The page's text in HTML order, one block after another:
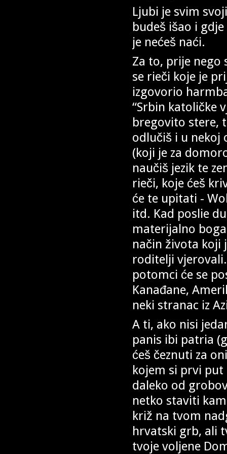
Ljubi je svim
budeš išao i
je nećeš naći.
Za to, prije nego
se rieči koje je
izgovorio
“Srbin katoličke
bregovito stere,
odlučiš i u nekoj
(koji je za
naučiš jezik te
rieči, koje ćeš
će te upitati -
itd. Kad poslie
materijalno
način života koji
roditelji
potomci će se
Kanađane,
neki stranac iz
A ti, ako nisi
panis ibi patria
ćeš čeznuti za
kojem si prvi
daleko od
netko staviti
križ na tvom
hrvatski grb, ali
tvoje voljene